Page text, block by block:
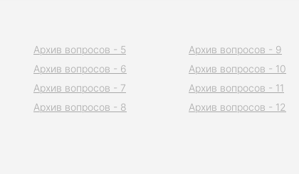
Архив вопросов - 5
Архив вопросов - 6
Архив вопросов - 7
Архив вопросов - 8
Архив вопросов - 9
Архив вопросов - 10
Архив вопросов - 11
Архив вопросов - 12